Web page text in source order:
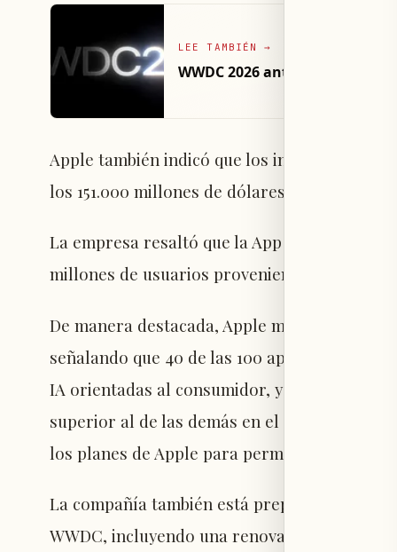
LEE TAMBIÉN →
WWDC 2026 anticipa
Apple también indicó que los ingresos por
los 151.000 millones de dólares en 2025,
La empresa resaltó que la App Store contó
millones de usuarios provenientes de 175
De manera destacada, Apple mencionó las
señalando que 40 de las 100 aplicaciones
IA orientadas al consumidor, y que estas
superior al de las demás en el top 100. Esto
los planes de Apple para permitir agentes
La compañía también está preparada para
WWDC, incluyendo una renovación de Siri y